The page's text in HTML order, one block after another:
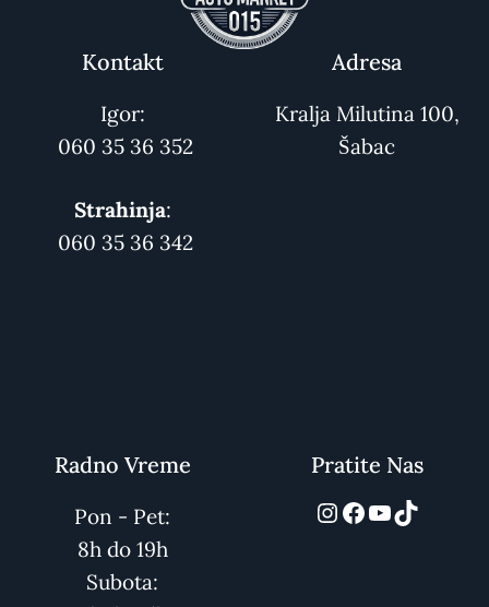
Kontakt
Igor:
060 35 36 352
Strahinja:
060 35 36 342
Adresa
Kralja Milutina 100,
Šabac
Radno Vreme
Pon - Pet:
8h do 19h
Subota:
Pratite Nas
Facebook
YouTube
TikTok